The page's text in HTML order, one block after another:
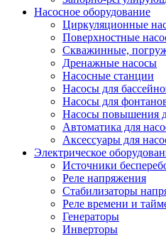
Насосное оборудование
Циркуляционные
Поверхностные
Скважинные,
Дренажные насосы
Насосные станции
Насосы для
Насосы для
Насосы повышения
Автоматика для
Аксессуары для
Электрическое
Источники
Реле напряжения
Стабилизаторы
Реле времени и
Генераторы
Инверторы